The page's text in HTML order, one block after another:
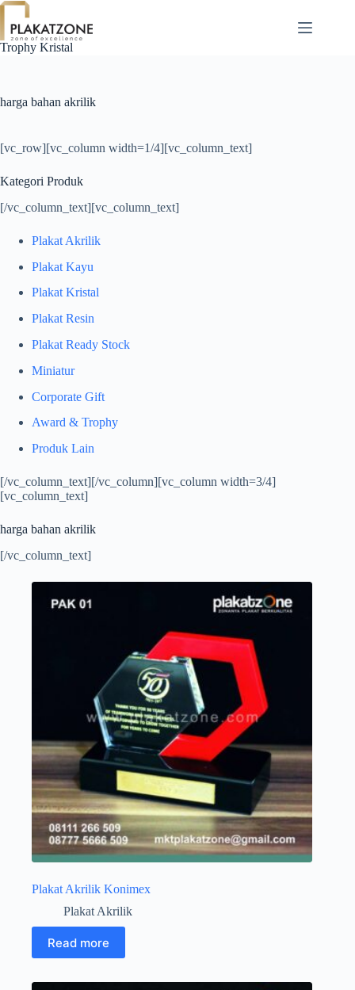
Skip
content
Trophy Kristal
harga bahan akrilik
[vc_row][vc_column width=1/4][vc_column_text]
Kategori Produk
[/vc_column_text][vc_column_text]
Plakat Akrilik
Plakat Kayu
Plakat Kristal
Plakat Resin
Plakat Ready Stock
Miniatur
Corporate Gift
Award & Trophy
Produk Lain
[/vc_column_text][/vc_column][vc_column width=3/4]
[vc_column_text]
harga bahan akrilik
[/vc_column_text]
Plakat Akrilik Konimex
Plakat Akrilik
Read more